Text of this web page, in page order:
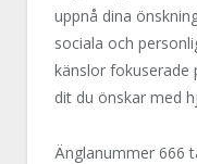
uppnå dina
sociala och
känslor fokuserade
dit du önskar med
Änglanummer 666